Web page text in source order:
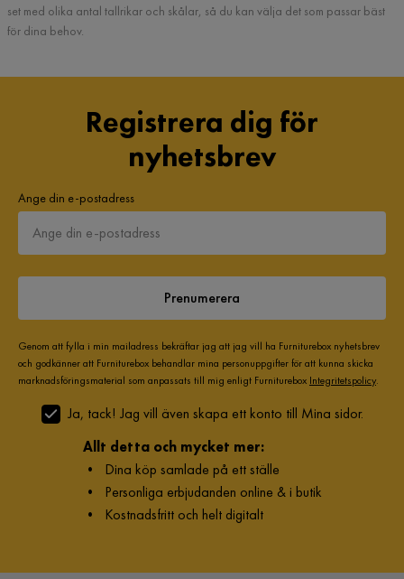
set med olika antal tallrikar och skålar, så du kan välja det som passar bäst
för dina behov.
Registrera dig för
nyhetsbrev
Ange din e-postadress
Prenumerera
Genom att fylla i min mailadress bekräftar jag att jag vill ha Furniturebox nyhetsbrev
och godkänner att Furniturebox behandlar mina personuppgifter för att kunna skicka
marknadsföringsmaterial som anpassats till mig enligt Furniturebox Integritetspolicy.
Ja, tack! Jag vill även skapa ett konto till Mina sidor.
Allt detta och mycket mer:
• Dina köp samlade på ett ställe
• Personliga erbjudanden online & i butik
• Kostnadsfritt och helt digitalt